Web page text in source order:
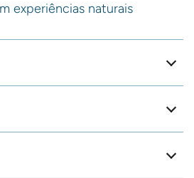
experiências naturais